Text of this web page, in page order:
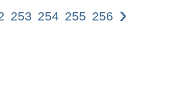
253 254 255 256 ›